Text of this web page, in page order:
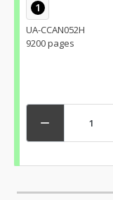
1
UA-CCAN052H
9200 pages
